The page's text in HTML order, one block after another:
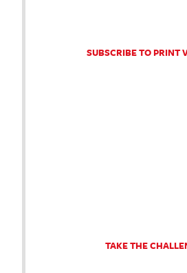
SUBSCRIBE TO PRINT
TAKE THE